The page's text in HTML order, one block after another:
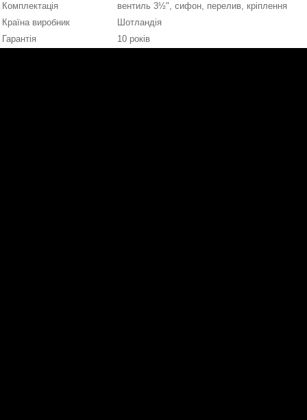
Комплектація
вентиль 3½", сифон, перелив, кріплення
Країна виробник
Шотландія
Гарантія
10 років